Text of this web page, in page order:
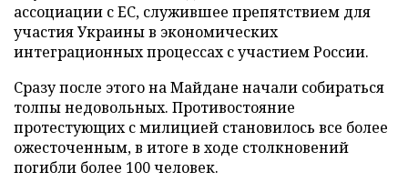
ассоциации с ЕС, служившее препятствием для
участия Украины в экономических
интеграционных процессах с участием России.
Сразу после этого на Майдане начали собираться
толпы недовольных. Противостояние
протестующих с милицией становилось все более
ожесточенным, в итоге в ходе столкновений
погибли более 100 человек.